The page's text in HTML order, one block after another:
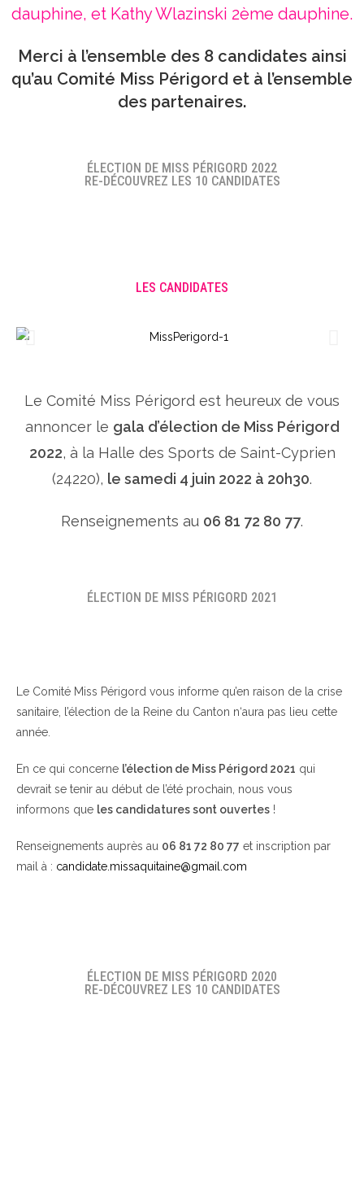
dauphine, et Kathy Wlazinski 2ème dauphine.
Merci à l’ensemble des 8 candidates ainsi
qu’au Comité Miss Périgord et à l’ensemble
des partenaires.
ÉLECTION DE MISS PÉRIGORD 2022
RE-DÉCOUVREZ LES 10 CANDIDATES
LES CANDIDATES
Le Comité Miss Périgord est heureux de vous
annoncer le gala d’élection de Miss Périgord
2022, à la Halle des Sports de Saint-Cyprien
(24220), le samedi 4 juin 2022 à 20h30.
Renseignements au 06 81 72 80 77.
ÉLECTION DE MISS PÉRIGORD 2021
Le Comité Miss Périgord vous informe qu’en raison de la crise
sanitaire, l’élection de la Reine du Canton n‘aura pas lieu cette
année.
En ce qui concerne l’élection de Miss Périgord 2021 qui
devrait se tenir au début de l’été prochain, nous vous
informons que les candidatures sont ouvertes !
Renseignements auprès au 06 81 72 80 77 et inscription par
mail à : candidate.missaquitaine@gmail.com
ÉLECTION DE MISS PÉRIGORD 2020
RE-DÉCOUVREZ LES 10 CANDIDATES